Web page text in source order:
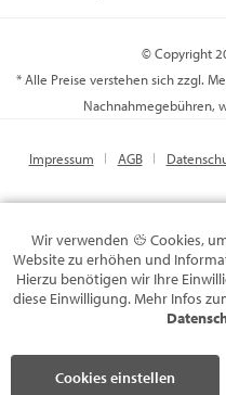
© Copyright
* Alle Preise verstehen sich zzgl.
Nachnahmegebühren,
Impressum AGB
Wir verwenden
Cookies,
Website zu erhöhen und
Hierzu benötigen wir Ihre
diese Einwilligung. Mehr Infos
Cookies einstellen